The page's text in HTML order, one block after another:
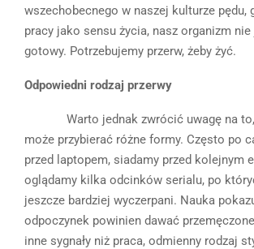
wszechobecnego w naszej kulturze pędu,
pracy jako sensu życia, nasz organizm
gotowy. Potrzebujemy przerw, żeby żyć.
Odpowiedni rodzaj przerwy
Warto jednak zwrócić uwagę na to,
może przybierać różne formy. Często po
przed laptopem, siadamy przed kolejnym
oglądamy kilka odcinków serialu, po
jeszcze bardziej wyczerpani. Nauka
odpoczynek powinien dawać
inne sygnały niż praca, odmienny rodzaj